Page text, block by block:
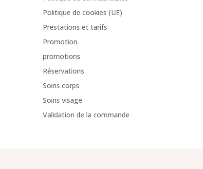
Politique de cookies (UE)
Prestations et tarifs
Promotion
promotions
Réservations
Soins corps
Soins visage
Validation de la commande